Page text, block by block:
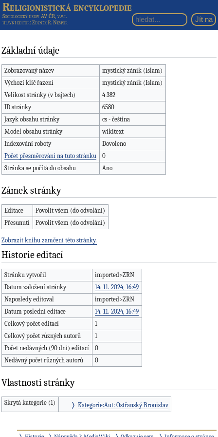
Religionistická encyklopedie
Sociologický ústav AV ČR, v.v.i.
hlavní editor: Zdeněk R. Nešpor
Základní údaje
Zobrazovaný název
mystický zánik (Islam)
Výchozí klíč řazení
mystický zánik (Islam)
Velikost stránky (v bajtech)
4 382
ID stránky
6580
Jazyk obsahu stránky
cs - čeština
Model obsahu stránky
wikitext
Indexování roboty
Dovoleno
Počet přesměrování na tuto stránku
0
Stránka se počítá do obsahu
Ano
Zámek stránky
Editace
Povolit všem (do odvolání)
Přesunutí
Povolit všem (do odvolání)
Zobrazit knihu zamčení této stránky.
Historie editací
Stránku vytvořil
imported>ZRN
Datum založení stránky
14. 11. 2024, 16:49
Naposledy editoval
imported>ZRN
Datum poslední editace
14. 11. 2024, 16:49
Celkový počet editací
1
Celkový počet různých autorů
1
Počet nedávných (90 dní) editací
0
Nedávný počet různých autorů
0
Vlastnosti stránky
Skrytá kategorie (1) Kategorie:Aut: Ostřanský Bronislav